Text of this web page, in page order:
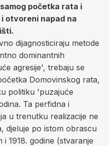
početka rata i
otvoreni napad na
dijagnosticiraju metode
dominantnih
agresije', trebaju se
Domovinskog rata,
politiku 'puzajuće
Ta perfidna i
u trenutku realizacije ne
djeluje po istom obrascu
1918. godine (stvaranje